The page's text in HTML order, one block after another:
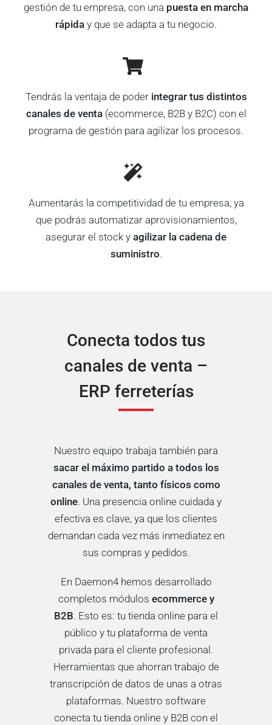
gestión de tu empresa, con una puesta en marcha
rápida y que se adapta a tu negocio.
Tendrás la ventaja de poder integrar tus distintos
canales de venta(ecommerce, B2B y B2C) con el
programa de gestión para agilizar los procesos.
Aumentarás la competitividad de tu empresa, ya
que podrás automatizar aprovisionamientos,
asegurar el stock y agilizar la cadena de
suministro.
Conecta todos tus
canales de venta –
ERP ferreterías
Nuestro equipo trabaja también para
sacar el máximo partido a todos los
canales de venta, tanto físicos como
online. Una presencia online cuidada y
efectiva es clave, ya que los clientes
demandan cada vez más inmediatez en
sus compras y pedidos.
En Daemon4 hemos desarrollado
completos módulos ecommerce y
B2B. Esto es: tu tienda online para el
público y tu plataforma de venta
privada para el cliente profesional.
Herramientas que ahorran trabajo de
transcripción de datos de unas a otras
plataformas. Nuestro software
conecta tu tienda online y B2B con el